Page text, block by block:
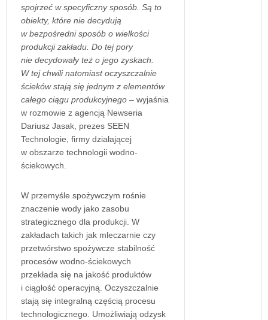
spojrzeć w specyficzny sposób. Są to
obiekty, które nie decydują
w bezpośredni sposób o wielkości
produkcji zakładu. Do tej pory
nie decydowały też o jego zyskach.
W tej chwili natomiast oczyszczalnie
ścieków stają się jednym z elementów
całego ciągu produkcyjnego – wyjaśnia
w rozmowie z agencją Newseria
Dariusz Jasak, prezes SEEN
Technologie, firmy działającej
w obszarze technologii wodno-
ściekowych.
W przemyśle spożywczym rośnie
znaczenie wody jako zasobu
strategicznego dla produkcji. W
zakładach takich jak mleczarnie czy
przetwórstwo spożywcze stabilność
procesów wodno-ściekowych
przekłada się na jakość produktów
i ciągłość operacyjną. Oczyszczalnie
stają się integralną częścią procesu
technologicznego. Umożliwiają odzysk